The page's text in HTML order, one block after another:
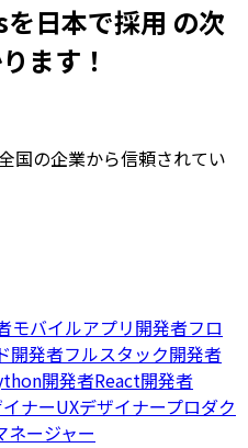
日本で採用 の次
ます！
国の企業から信頼されてい
モバイルアプリ開発者フロ
開発者フルスタック開発者
開発者React開発者
ナーUXデザイナープロダク
ネージャー